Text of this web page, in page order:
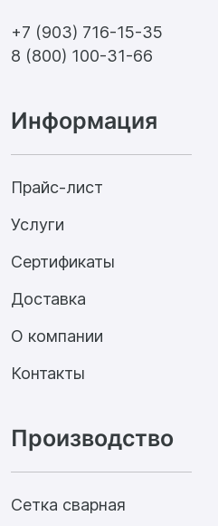
+7 (903) 716-15-35
8 (800) 100-31-66
Производство
Сетка сварная
Информация
Прайс-лист
Услуги
Сертификаты
Доставка
О компании
Контакты